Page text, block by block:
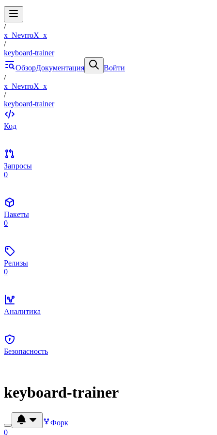
/
x_NevrroX_x
/
keyboard-trainer
ОбзорДокументация
Войти
/
x_NevrroX_x
/
keyboard-trainer
Код
Запросы
0
Пакеты
0
Релизы
0
Аналитика
Безопасность
keyboard-trainer
Форк
0